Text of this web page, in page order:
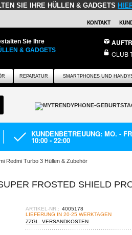
SIE IHRE HÜLLEN & GADGETS
KONTAKT
Sie Ihre
& GADGETS
CLUB
REPARATUR SMARTPHONES UND
KUNDENBETREUUNG: MO. -
10:00 - 22:00
Redmi Turbo 3 Hüllen & Zubehör
FROSTED SHIELD
ARTIKEL-NR.: 4005178
LIEFERUNG IN 20-25 WERKTAGEN
ZZGL. VERSANDKOSTEN